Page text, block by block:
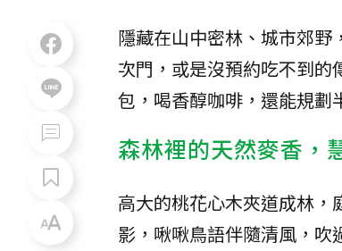
隱藏在山中密林、城市郊野
次門，或是沒預約吃不到
包，喝香醇咖啡，還能規劃
森林裡的天然麥香，
高大的桃花心木夾道成林
影，啾啾鳥語伴隨清風，